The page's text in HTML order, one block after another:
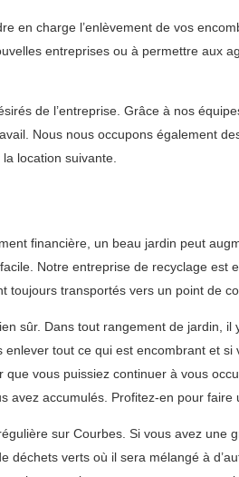
en charge l’enlèvement de vos
entreprises ou à permettre aux
de l’entreprise. Grâce à nos
Nous nous occupons également
location suivante.
financière, un beau jardin peut
Notre entreprise de recyclage est
toujours transportés vers un point de
sûr. Dans tout rangement de jardin,
tout ce qui est encombrant et
vous puissiez continuer à vous
accumulés. Profitez-en pour faire
sur Courbes. Si vous avez
verts où il sera mélangé à